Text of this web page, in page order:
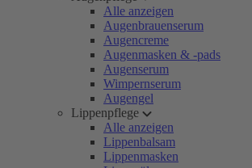
Alle anzeigen
Augenbrauenserum
Augencreme
Augenmasken & -pads
Augenserum
Wimpernserum
Augengel
Lippenpflege
Alle anzeigen
Lippenbalsam
Lippenmasken